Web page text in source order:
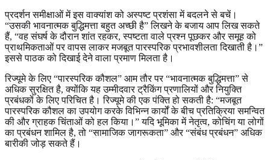
प्रदर्शन समीक्षाओं में इस वाक्यांश को अस्पष्ट प्रशंसा में बदलने से बचें।
“उसकी भावनात्मक बुद्धिमत्ता बहुत अच्छी है” लिखने के बजाय आप लिख सकते
हैं, “वह संघर्ष के दौरान शांत रहकर, स्पष्टता वाले प्रश्न पूछकर और समूह को
प्राथमिकताओं पर वापस लाकर मजबूत पारस्परिक प्रभावशीलता दिखाती है।”
इससे पाठक को दिखाई देने वाला प्रमाण मिलता है।
रिज्यूमे के लिए “पारस्परिक कौशल” आम तौर पर “भावनात्मक बुद्धिमत्ता” से
अधिक सुरक्षित है, क्योंकि यह उम्मीदवार ट्रैकिंग प्रणालियों और नियुक्ति
प्रबंधकों के लिए परिचित है। रिज्यूमे की एक पंक्ति हो सकती है: “मजबूत
पारस्परिक कौशल का उपयोग करके विभिन्न कार्यों के बीच प्रतिक्रिया समन्वित
की और ग्राहक चिंताओं को हल किया।” यदि भूमिका में नेतृत्व, कोचिंग या लोगों
का प्रबंधन शामिल है, तो “सामाजिक जागरूकता” और “संबंध प्रबंधन” अधिक
बारीकी जोड़ सकते हैं।